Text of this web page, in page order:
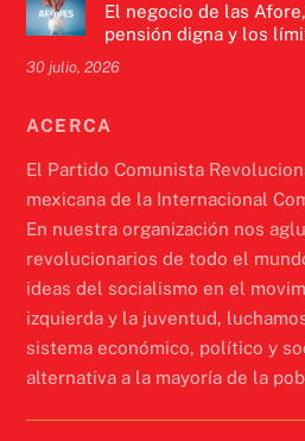
El negocio de las
pensión digna y los
30 julio, 2026
ACERCA
El Partido Comunista
mexicana de la Internacional
En nuestra organización nos
revolucionarios de todo el
ideas del socialismo en el
izquierda y la juventud,
sistema económico, político y
alternativa a la mayoría de la